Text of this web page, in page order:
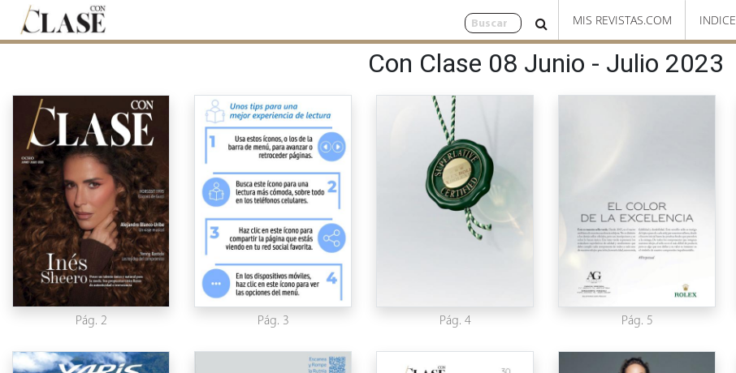
MIS REVISTAS.COM INDICE
Con Clase 08 Junio - Julio 2023
Pág. 2 Pág. 3 Pág. 4 Pág. 5